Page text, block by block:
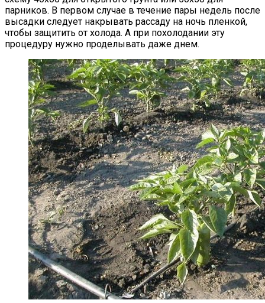
парников. В первом случае в течение пары недель после
высадки следует накрывать рассаду на ночь пленкой,
чтобы защитить от холода. А при похолодании эту
процедуру нужно проделывать даже днем.